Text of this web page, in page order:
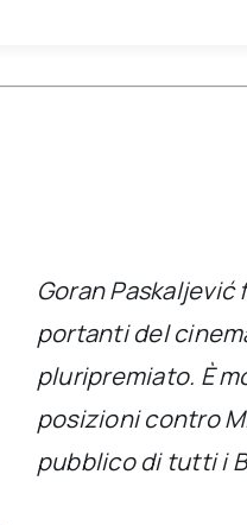
Goran
portanti del
pluripremiato. È
posizioni contro
pubblico di tutti i